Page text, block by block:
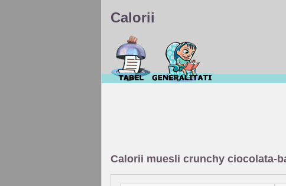
Calorii
Calorii muesli crunchy ciocolata-